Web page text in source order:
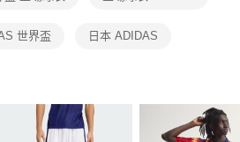
司提供之「AFTEE先享後付」服務完成之交
瀏覽以下網址：
法定代理人或監護人之同意方可使用
同意申辦者引起之損失，本公司不負相關責
世界盃 日本 ADIDAS